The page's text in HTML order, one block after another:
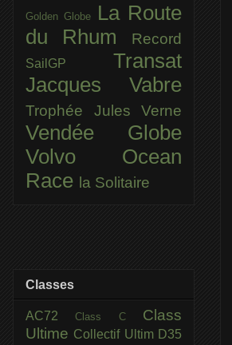
Golden Globe
La Route
du Rhum
Record
SailGP Transat
Jacques Vabre
Trophée Jules Verne
Vendée Globe
Volvo Ocean
Race la Solitaire
Classes
AC72Class C Class
Ultime Collectif Ultim D35